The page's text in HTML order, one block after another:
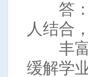
答：
人结合
丰富
缓解学